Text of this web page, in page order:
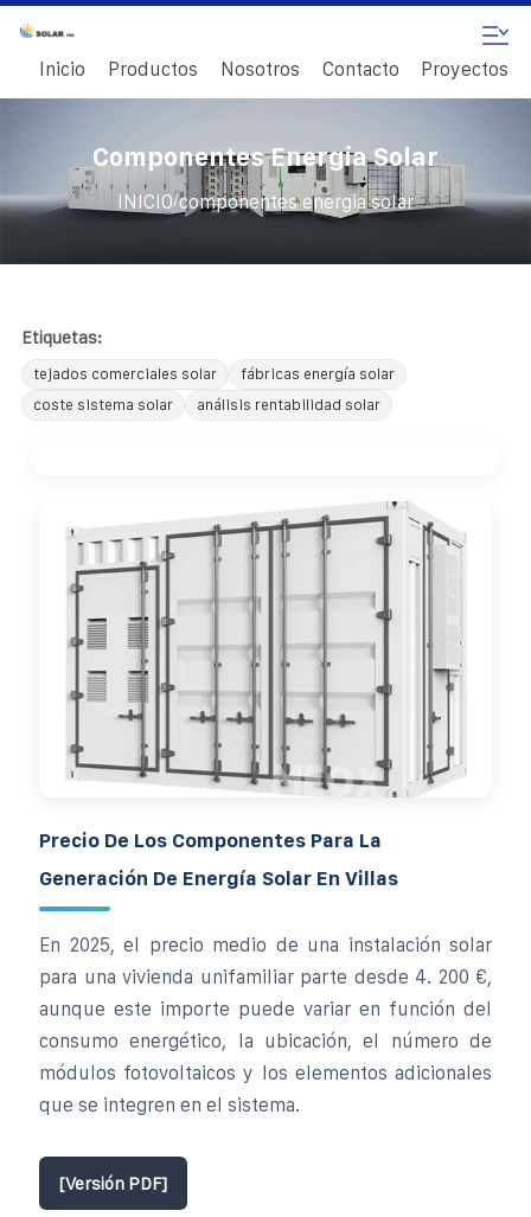
Inicio Productos Nosotros Contacto Proyectos
Componentes Energia Solar
INICIO/componentes energia solar
Etiquetas:
tejados comerciales solar
fábricas energía solar
coste sistema solar
análisis rentabilidad solar
Precio De Los Componentes Para La
Generación De Energía Solar En Villas
En 2025, el precio medio de una instalación solar
para una vivienda unifamiliar parte desde 4. 200 €,
aunque este importe puede variar en función del
consumo energético, la ubicación, el número de
módulos fotovoltaicos y los elementos adicionales
que se integren en el sistema.
[Versión PDF]